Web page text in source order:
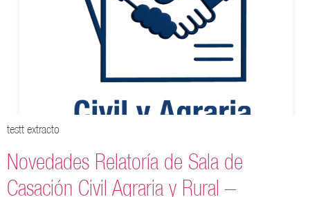
testt extracto
Novedades Relatoría de Sala de
Casación Civil Agraria y Rural –